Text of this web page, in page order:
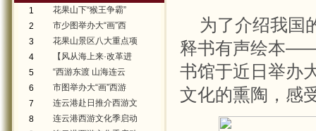
1
花果山下“猴王争霸”
2
市少图举办大“画”西
3
花果山景区八大重点项
4
【风从海上来·改革进
5
“西游东渡 山海连云
6
市图举办大“画”西游
7
连云港赴日推介西游文
8
连云港西游文化季启动
为了介绍我国
释书有声绘本——
书馆于近日举办
文化的熏陶，感